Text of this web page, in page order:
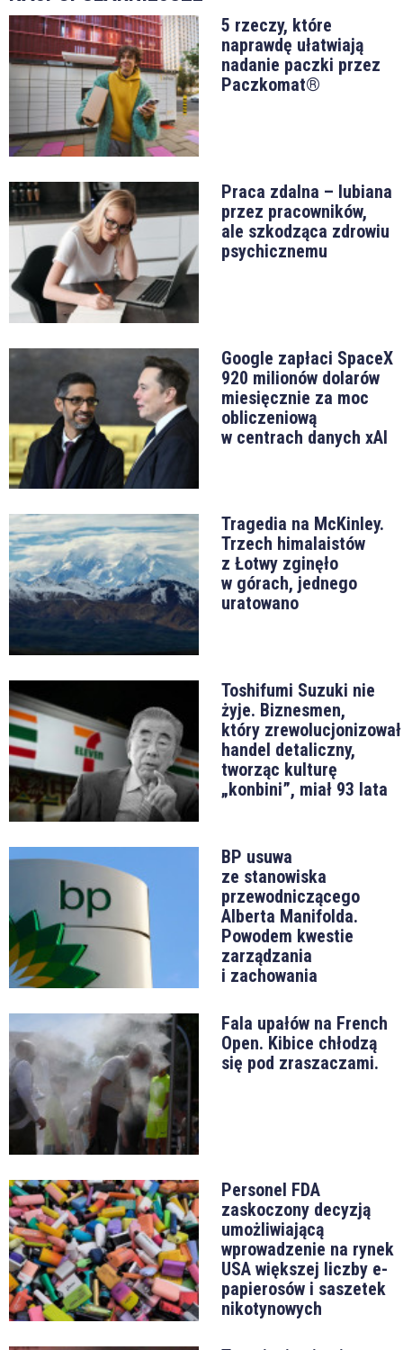
5 rzeczy, które
naprawdę ułatwiają
nadanie paczki przez
Paczkomat®
Praca zdalna – lubiana
przez pracowników,
ale szkodząca zdrowiu
psychicznemu
Google zapłaci SpaceX
920 milionów dolarów
miesięcznie za moc
obliczeniową
w centrach danych xAI
Tragedia na McKinley.
Trzech himalaistów
z Łotwy zginęło
w górach, jednego
uratowano
Toshifumi Suzuki nie
żyje. Biznesmen,
który zrewolucjonizował
handel detaliczny,
tworząc kulturę
„konbini”, miał 93 lata
BP usuwa
ze stanowiska
przewodniczącego
Alberta Manifolda.
Powodem kwestie
zarządzania
i zachowania
Fala upałów na French
Open. Kibice chłodzą
się pod zraszaczami.
Personel FDA
zaskoczony decyzją
umożliwiającą
wprowadzenie na rynek
USA większej liczby e-
papierosów i saszetek
nikotynowych